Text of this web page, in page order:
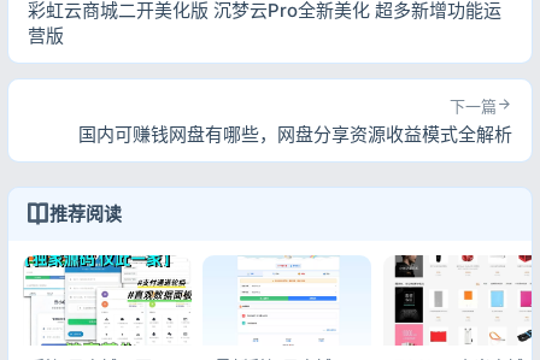
彩虹云商城二开美化版 沉梦云Pro全新美化 超多新增功能运
营版
下一篇
国内可赚钱网盘有哪些，网盘分享资源收益模式全解析
推荐阅读